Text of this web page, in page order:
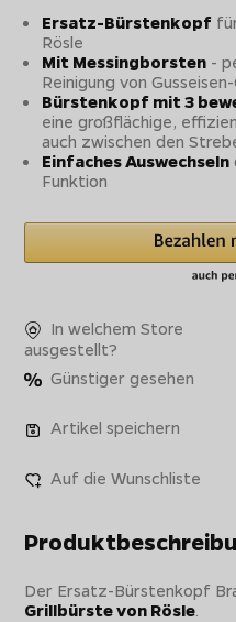
Ersatz-Bürstenkopf
Rösle
Mit Messingborsten -
Reinigung von
Bürstenkopf mit 3
eine großflächige,
auch zwischen den
Einfaches Auswechseln
Funktion
In welchem Store
ausgestellt?
Günstiger gesehen
Artikel speichern
Auf die Wunschliste
Der Ersatz-Bürstenkopf
Grillbürste von Rösle